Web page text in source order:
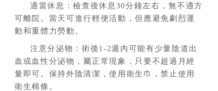
適當休息：檢查後休息30分鐘左右，無不適方
可離院。當天可進行輕便活動，但應避免劇烈運
動和重體力勞動。
注意分泌物：術後1-2週內可能有少量陰道出
血或血性分泌物，屬正常現象，只要不超過月經
量即可。保持外陰清潔，使用衛生巾，禁止使用
衛生棉條。